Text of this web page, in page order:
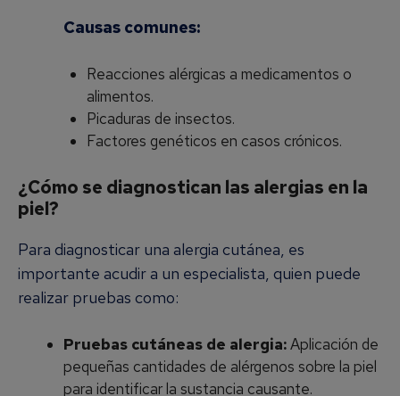
Causas comunes:
Reacciones alérgicas a medicamentos o
alimentos.
Picaduras de insectos.
Factores genéticos en casos crónicos.
¿Cómo se diagnostican las alergias en la
piel?
Para diagnosticar una alergia cutánea, es
importante acudir a un especialista, quien puede
realizar pruebas como:
Pruebas cutáneas de alergia:Aplicación de
pequeñas cantidades de alérgenos sobre la piel
para identificar la sustancia causante.